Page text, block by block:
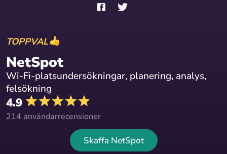
TOPPVAL
NetSpot
Wi-Fi-platsundersökningar, planering, analys,
felsökning
4.9
214 användarrecensioner
Skaffa NetSpot